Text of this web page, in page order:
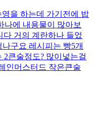
을 하는데 가기전에 밥
나에 내용물이 많아보
다 거의 계란하나 들었
구요 레시피는 빵5개
큰술정도? 많이넣는걸
인머스터드 작은큰술